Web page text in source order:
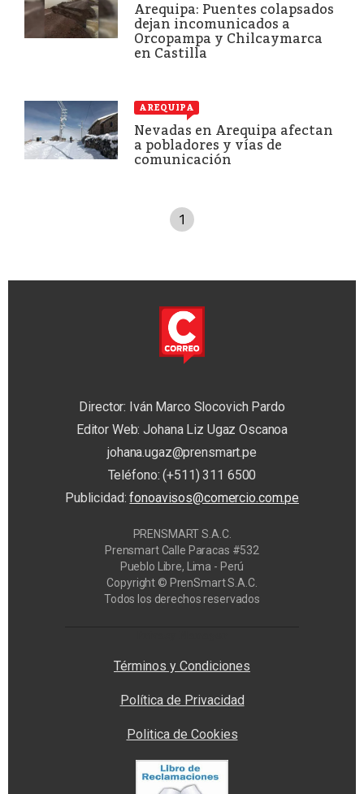
Arequipa: Puentes colapsados
dejan incomunicados a
Orcopampa y Chilcaymarca
en Castilla
AREQUIPA
Nevadas en Arequipa afectan
a pobladores y vías de
comunicación
1
Director: Iván Marco Slocovich Pardo
Editor Web: Johana Liz Ugaz Oscanoa
johana.ugaz@prensmart.pe
Teléfono: (+511) 311 6500
Publicidad:fonoavisos@comercio.com.pe
PRENSMART S.A.C.
Prensmart Calle Paracas #532
Pueblo Libre, Lima - Perú
Copyright © PrenSmart S.A.C.
Todos los derechos reservados
Términos y Condiciones
Política de Privacidad
Politica de Cookies